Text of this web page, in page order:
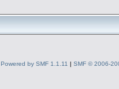
Powered by SMF 1.1.11 | SMF © 2006-